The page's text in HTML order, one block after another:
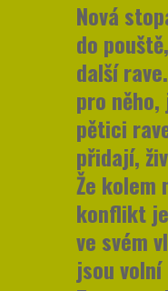
Nová
do
další
pro
pětici
přidají,
Že kolem
konflikt
ve svém
jsou